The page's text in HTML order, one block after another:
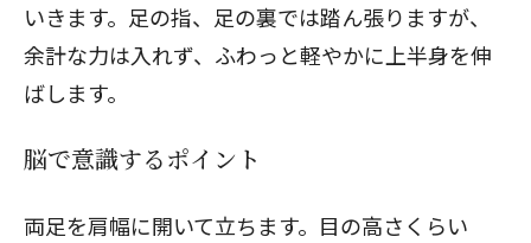
いきます。足の指、足の裏では踏ん張りますが、
余計な力は入れず、ふわっと軽やかに上半身を伸
ばします。
脳で意識するポイント
両足を肩幅に開いて立ちます。目の高さくらい